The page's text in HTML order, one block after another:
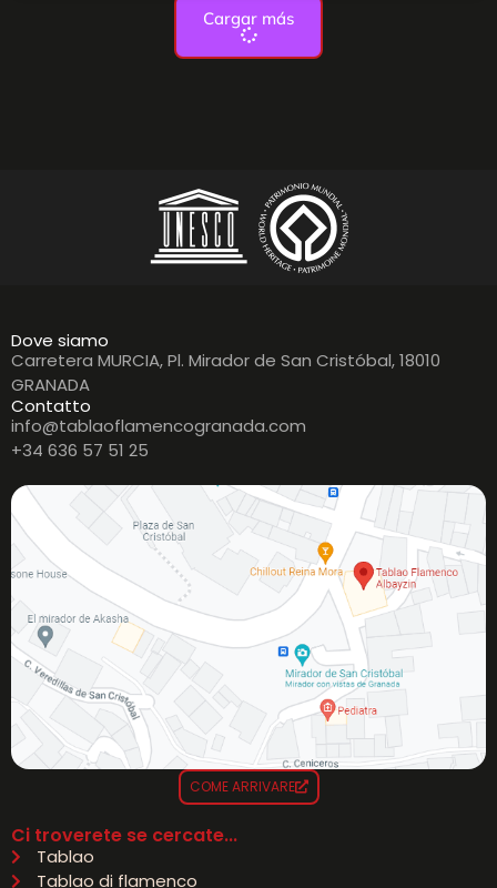
Cargar más
Ci troverete se cercate...
Tablao
Tablao di flamenco
COME ARRIVARE
Dove siamo
Carretera MURCIA, Pl. Mirador de San Cristóbal, 18010
GRANADA
Contatto
info@tablaoflamencogranada.com
+34 636 57 51 25